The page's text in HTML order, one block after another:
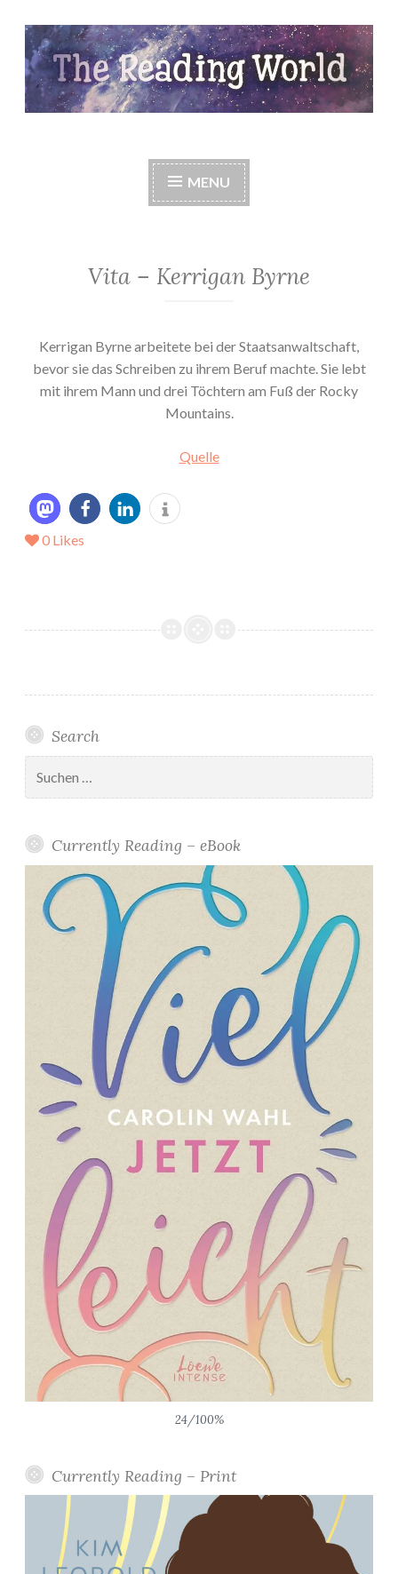
Skip
to
content
The Reading World
MENU
Vita – Kerrigan Byrne
Kerrigan Byrne arbeitete bei der Staatsanwaltschaft,
bevor sie das Schreiben zu ihrem Beruf machte. Sie lebt
mit ihrem Mann und drei Töchtern am Fuß der Rocky
Mountains.
Quelle
0 Likes
Search
nach:
Currently Reading – eBook
24/100%
Currently Reading – Print